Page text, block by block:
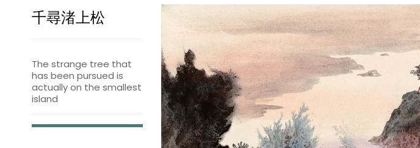
千尋渚上松
The strange tree that
has been pursued is
actually on the smallest
island